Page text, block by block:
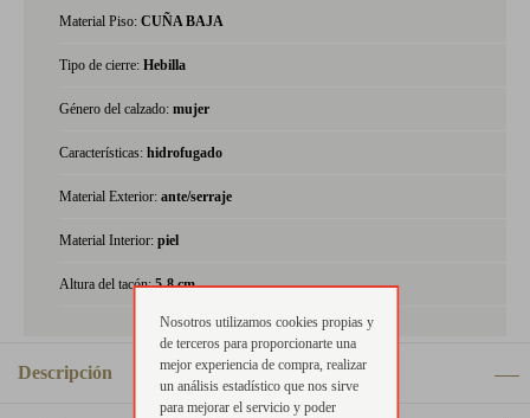
Material Piso: CUÑA BAJA
Tipo de cierre: Hebilla
Género del calzado: mujer
Características: hidrofugado
Material Exterior: ante/serraje
Material Interior: piel
Altura del tacón:5-8 cm
Descripción
Nosotros utilizamos cookies propias y
de terceros para proporcionarte una
mejor experiencia de compra, realizar
un análisis estadístico que nos sirve
para mejorar el servicio y poder